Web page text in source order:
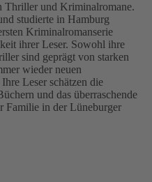
Thriller und Kriminalromane.
studierte in Hamburg
Kriminalromanserie
ihrer Leser. Sowohl ihre
sind geprägt von starken
wieder neuen
Leser schätzen die
und das überraschende
Familie in der Lüneburger